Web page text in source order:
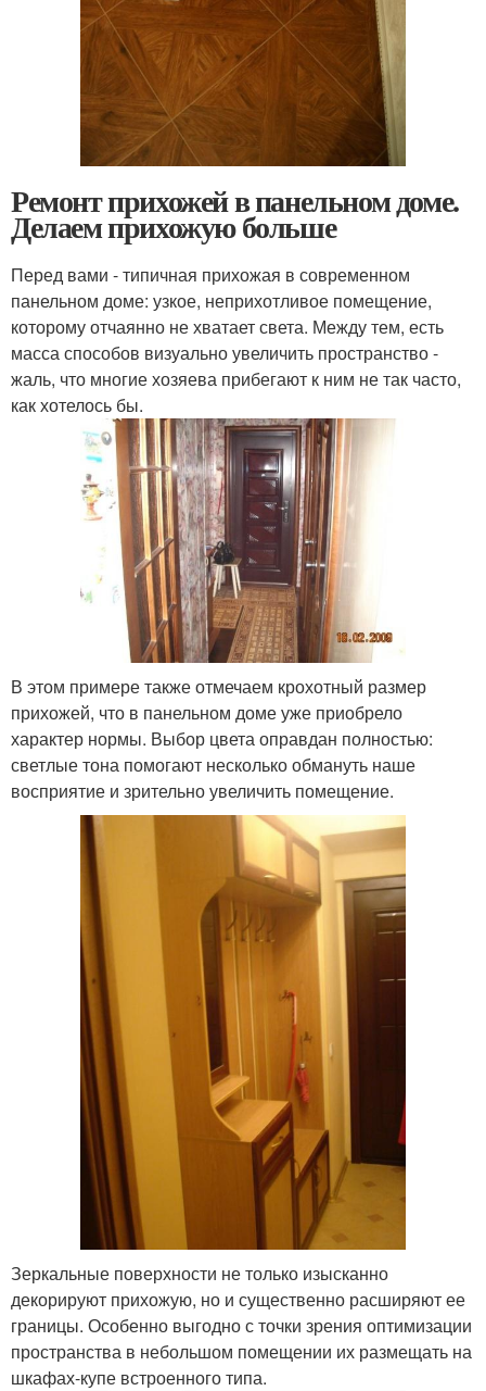
Ремонт прихожей в панельном доме.
Делаем прихожую больше
Перед вами - типичная прихожая в современном
панельном доме: узкое, неприхотливое помещение,
которому отчаянно не хватает света. Между тем, есть
масса способов визуально увеличить пространство -
жаль, что многие хозяева прибегают к ним не так часто,
как хотелось бы.
В этом примере также отмечаем крохотный размер
прихожей, что в панельном доме уже приобрело
характер нормы. Выбор цвета оправдан полностью:
светлые тона помогают несколько обмануть наше
восприятие и зрительно увеличить помещение.
Зеркальные поверхности не только изысканно
декорируют прихожую, но и существенно расширяют ее
границы. Особенно выгодно с точки зрения оптимизации
пространства в небольшом помещении их размещать на
шкафах-купе встроенного типа.